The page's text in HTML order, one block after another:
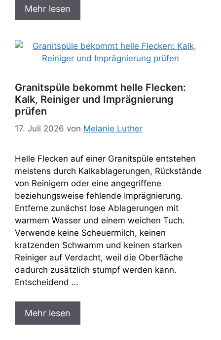
Mehr lesen
Granitspüle bekommt helle Flecken:
Kalk, Reiniger und Imprägnierung
prüfen
17. Juli 2026 von Melanie Luther
Helle Flecken auf einer Granitspüle entstehen
meistens durch Kalkablagerungen, Rückstände
von Reinigern oder eine angegriffene
beziehungsweise fehlende Imprägnierung.
Entferne zunächst lose Ablagerungen mit
warmem Wasser und einem weichen Tuch.
Verwende keine Scheuermilch, keinen
kratzenden Schwamm und keinen starken
Reiniger auf Verdacht, weil die Oberfläche
dadurch zusätzlich stumpf werden kann.
Entscheidend …
Mehr lesen